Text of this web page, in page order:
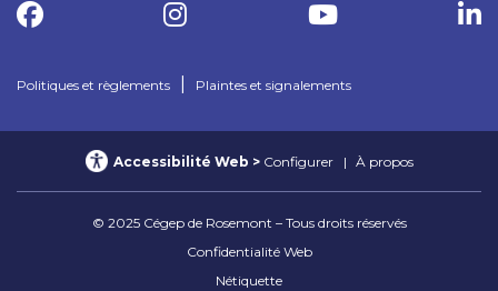
Politiques et règlements Plaintes et signalements
© 2025 Cégep de Rosemont – Tous droits réservés
Confidentialité Web
Nétiquette
Accessibilité Web Configurer À propos